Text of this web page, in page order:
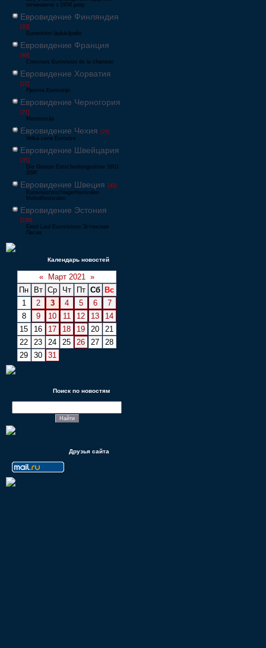
починаючи з 1956 року
Евровидение Финляндия
[33]
Eurovision laulukilpailu
Евровидение Франция
[49]
Concours Eurovision de la chanson
Евровидение Хорватия
[22]
Pjesma Eurovizije
Евровидение Черногория
[21]
Montevizija
Евровидение Чехия [26]
Velká cena Eurovize
Евровидение Швейцария
[35]
Die Grosse Entscheidungsshow SRG
SSR
Евровидение Швеция [48]
Eurovisionsschlagerfestivalen
Melodifestivalen
Евровидение Эстония
[226]
Eesti Laul Eurovisioon Эстонская
Песня
Календарь новостей
« Март 2021 »
Пн
Вт Ср Чт Пт Сб
Вс
1
2 3 4 5 6
7
8
9 10 11 12 13
14
15
16 17 18 19 20
21
22
23 24 25 26 27
28
29
30 31
Поиск по новостям
Друзья сайта